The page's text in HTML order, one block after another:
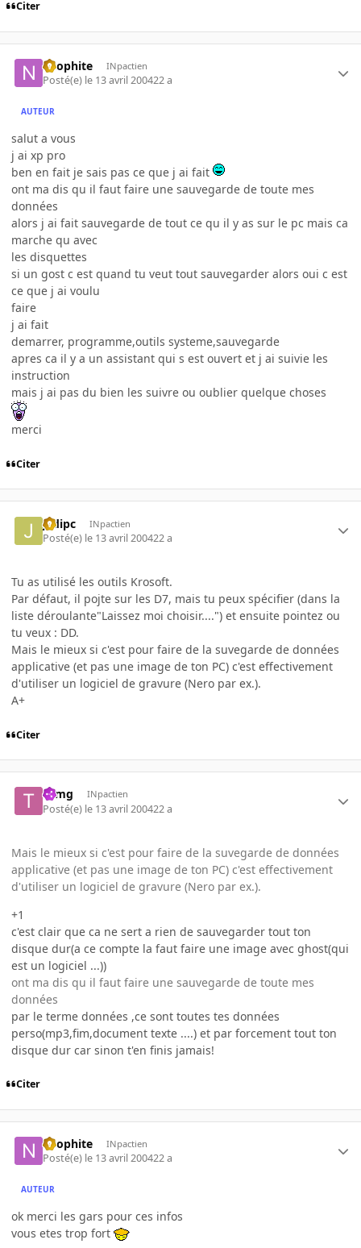
Citer
neophite INpactien
Posté(e) le 13 avril 200422 a
AUTEUR
salut a vous
j ai xp pro
ben en fait je sais pas ce que j ai fait
ont ma dis qu il faut faire une sauvegarde de toute mes
données
alors j ai fait sauvegarde de tout ce qu il y as sur le pc mais ca
marche qu avec
les disquettes
si un gost c est quand tu veut tout sauvegarder alors oui c est
ce que j ai voulu
faire
j ai fait
demarrer, programme,outils systeme,sauvegarde
apres ca il y a un assistant qui s est ouvert et j ai suivie les
instruction
mais j ai pas du bien les suivre ou oublier quelque choses
merci
Citer
jedipc INpactien
Posté(e) le 13 avril 200422 a
Tu as utilisé les outils Krosoft.
Par défaut, il pojte sur les D7, mais tu peux spécifier (dans la
liste déroulante"Laissez moi choisir....") et ensuite pointez ou
tu veux : DD.
Mais le mieux si c'est pour faire de la suvegarde de données
applicative (et pas une image de ton PC) c'est effectivement
d'utiliser un logiciel de gravure (Nero par ex.).
A+
Citer
tomg INpactien
Posté(e) le 13 avril 200422 a
Mais le mieux si c'est pour faire de la suvegarde de données
applicative (et pas une image de ton PC) c'est effectivement
d'utiliser un logiciel de gravure (Nero par ex.).
+1
c'est clair que ca ne sert a rien de sauvegarder tout ton
disque dur(a ce compte la faut faire une image avec ghost(qui
est un logiciel ...))
ont ma dis qu il faut faire une sauvegarde de toute mes
données
par le terme données ,ce sont toutes tes données
perso(mp3,fim,document texte ....) et par forcement tout ton
disque dur car sinon t'en finis jamais!
Citer
neophite INpactien
Posté(e) le 13 avril 200422 a
AUTEUR
ok merci les gars pour ces infos
vous etes trop fort